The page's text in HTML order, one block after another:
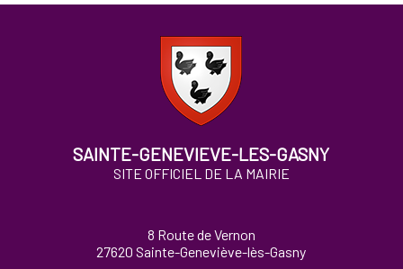
SAINTE-GENEVIEVE-LES-GASNY
SITE OFFICIEL DE LA MAIRIE
8 Route de Vernon
27620 Sainte-Geneviève-lès-Gasny